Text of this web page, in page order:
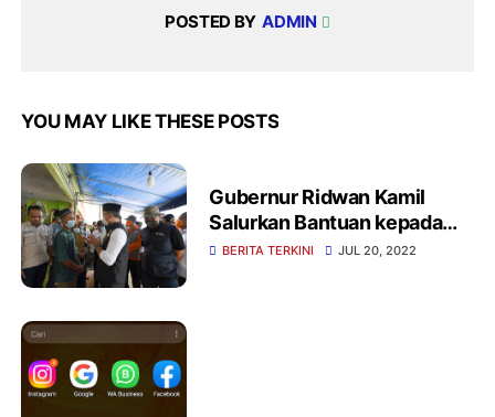
POSTED BY ADMIN
YOU MAY LIKE THESE POSTS
Gubernur Ridwan Kamil
Salurkan Bantuan kepada
Warga Bogor Terdampak
BERITA TERKINI JUL 20, 2022